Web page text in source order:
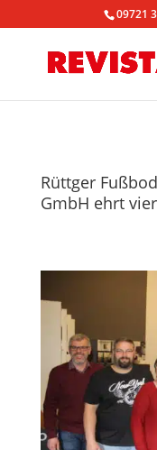
09721
Rüttger
GmbH ehrt